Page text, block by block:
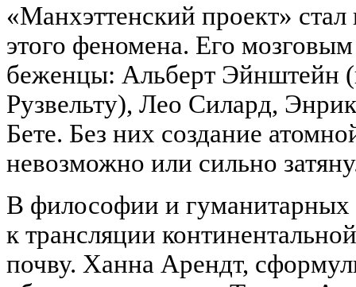
«Манхэттенский проект»
этого феномена. Его
беженцы: Альберт Эйнштейн
Рузвельту), Лео Силард,
Бете. Без них создание
невозможно или сильно
В философии и гуманитарных
к трансляции
почву. Ханна Арендт,